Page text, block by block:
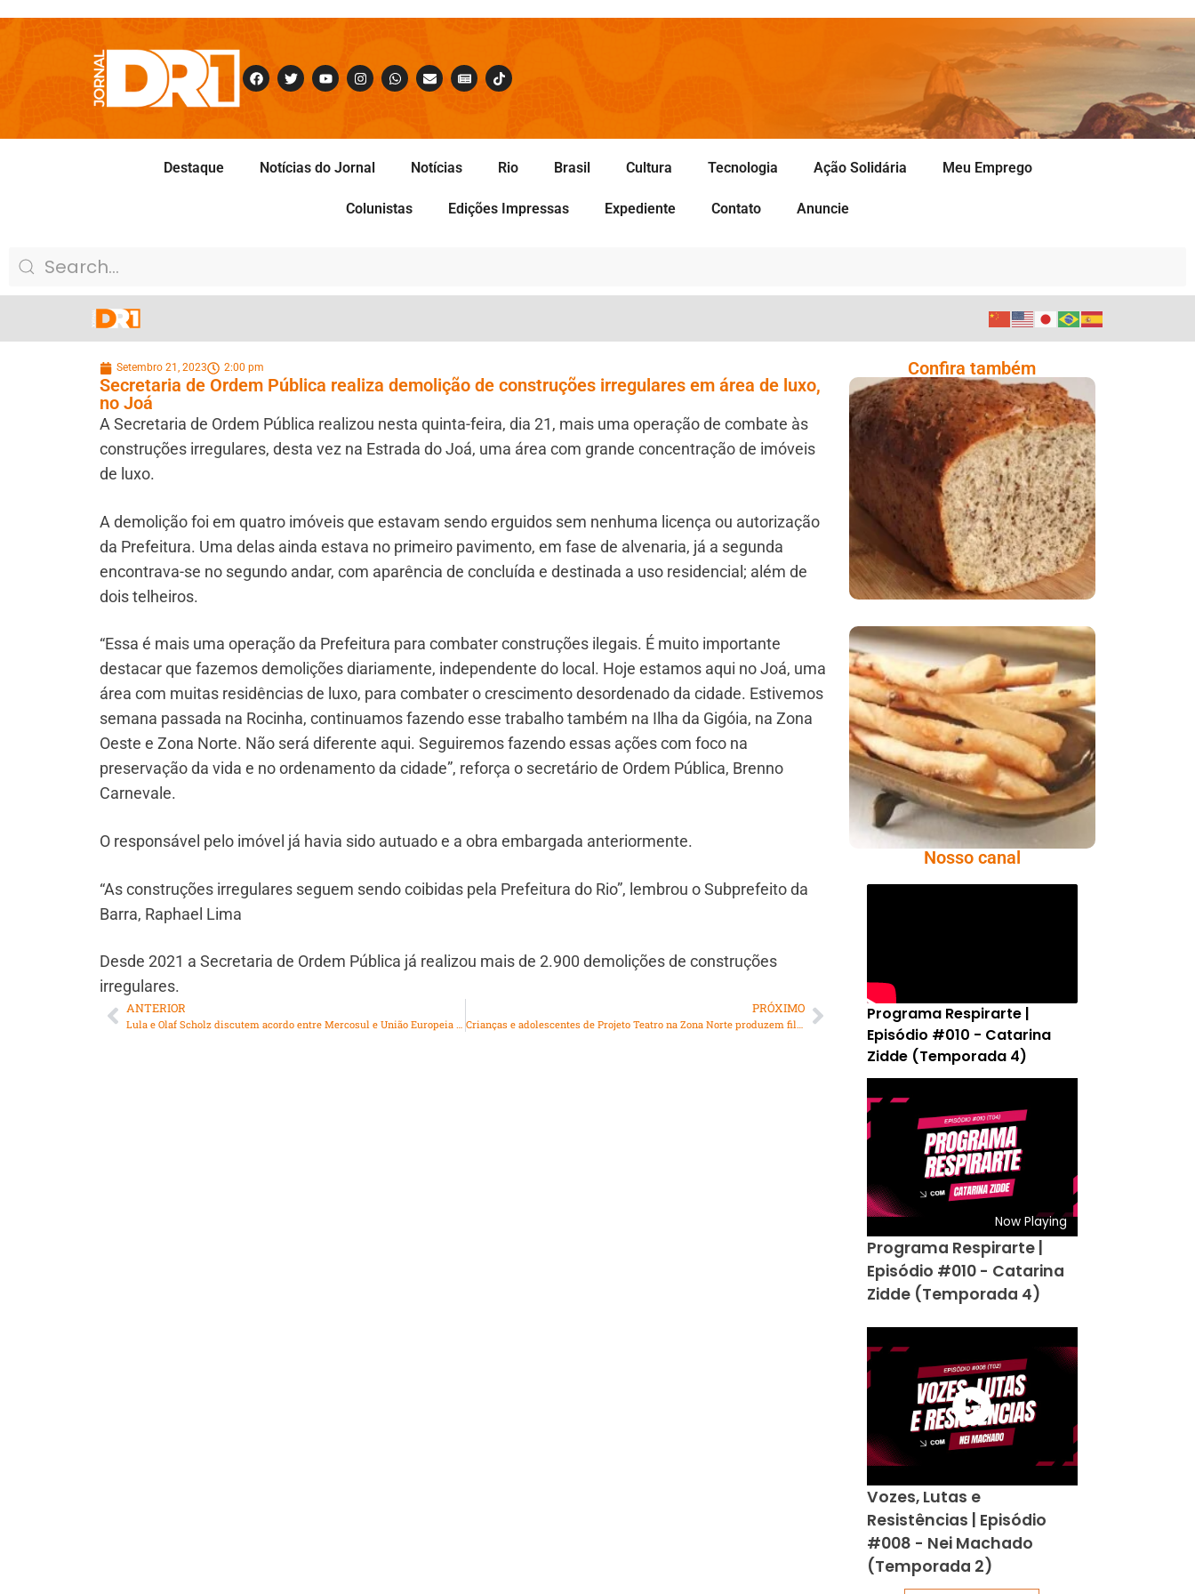
Destaque Notícias do Jornal Notícias Rio Brasil Cultura Tecnologia Ação Solidária Meu Emprego
Colunistas Edições Impressas Expediente Contato Anuncie
Setembro 21, 2023 2:00 pm
Secretaria de Ordem Pública realiza demolição de construções irregulares em área de luxo,
no Joá
A Secretaria de Ordem Pública realizou nesta quinta-feira, dia 21, mais uma operação de combate às
construções irregulares, desta vez na Estrada do Joá, uma área com grande concentração de imóveis
de luxo.
A demolição foi em quatro imóveis que estavam sendo erguidos sem nenhuma licença ou autorização
da Prefeitura. Uma delas ainda estava no primeiro pavimento, em fase de alvenaria, já a segunda
encontrava-se no segundo andar, com aparência de concluída e destinada a uso residencial; além de
dois telheiros.
“Essa é mais uma operação da Prefeitura para combater construções ilegais. É muito importante
destacar que fazemos demolições diariamente, independente do local. Hoje estamos aqui no Joá, uma
área com muitas residências de luxo, para combater o crescimento desordenado da cidade. Estivemos
semana passada na Rocinha, continuamos fazendo esse trabalho também na Ilha da Gigóia, na Zona
Oeste e Zona Norte. Não será diferente aqui. Seguiremos fazendo essas ações com foco na
preservação da vida e no ordenamento da cidade”, reforça o secretário de Ordem Pública, Brenno
Carnevale.
O responsável pelo imóvel já havia sido autuado e a obra embargada anteriormente.
“As construções irregulares seguem sendo coibidas pela Prefeitura do Rio”, lembrou o Subprefeito da
Barra, Raphael Lima
Desde 2021 a Secretaria de Ordem Pública já realizou mais de 2.900 demolições de construções
irregulares.
ANTERIOR
Lula e Olaf Scholz discutem acordo entre Mercosul e União Europeia em Nova York
PRÓXIMO
Crianças e adolescentes de Projeto Teatro na Zona Norte produzem filme documental com exibição neste sábado em Botafogo
Confira também
Comer Bem: Pão Low
Carb
Comer Bem:
Palitinhos De Cebola
E Salsa
Nosso canal
Programa Respirarte |
Episódio #010 - Catarina
Zidde (Temporada 4)
Now Playing
Programa Respirarte |
Episódio #010 - Catarina
Zidde (Temporada 4)
Vozes, Lutas e
Resistências | Episódio
#008 - Nei Machado
(Temporada 2)